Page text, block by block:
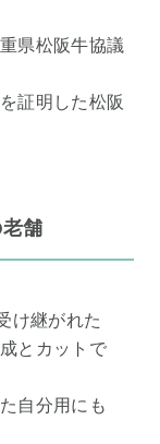
県松阪牛協議
証明した松阪
舗
け継がれた
とカットで
自分用にも